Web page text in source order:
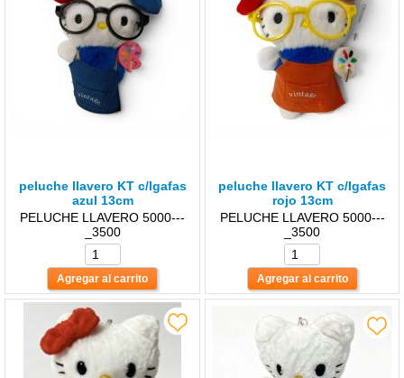
peluche llavero KT c/lgafas
azul 13cm
PELUCHE LLAVERO 5000---
_3500
peluche llavero KT c/lgafas
rojo 13cm
PELUCHE LLAVERO 5000---
_3500